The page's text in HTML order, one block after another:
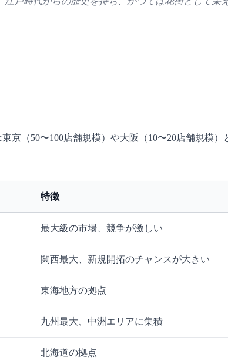
京（50〜100店舗規模）や大阪（10〜20店舗規模
特徴
最大級の市場、競争が激しい
関西最大、新規開拓のチャンスが大きい
東海地方の拠点
九州最大、中洲エリアに集積
北海道の拠点